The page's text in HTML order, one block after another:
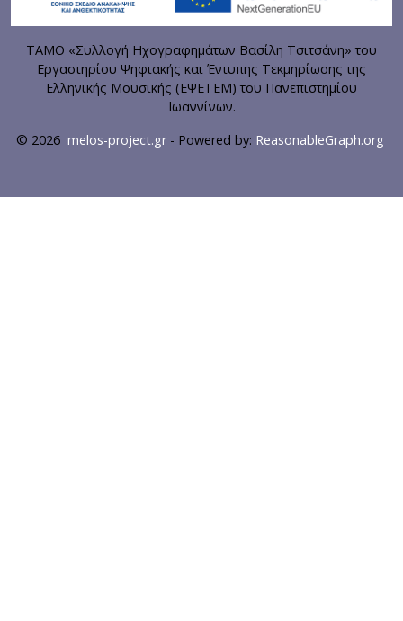
ΤΑΜΟ «Συλλογή Ηχογραφημάτων Βασίλη Τσιτσάνη» του
Εργαστηρίου Ψηφιακής και Έντυπης Τεκμηρίωσης της
Ελληνικής Μουσικής (ΕΨΕΤΕΜ) του Πανεπιστημίου
Ιωαννίνων.
© 2026 melos-project.gr- Powered by: ReasonableGraph.org